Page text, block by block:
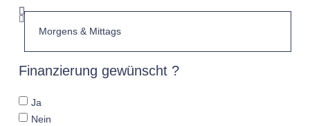
Finanzierung gewünscht ?
Ja
Nein